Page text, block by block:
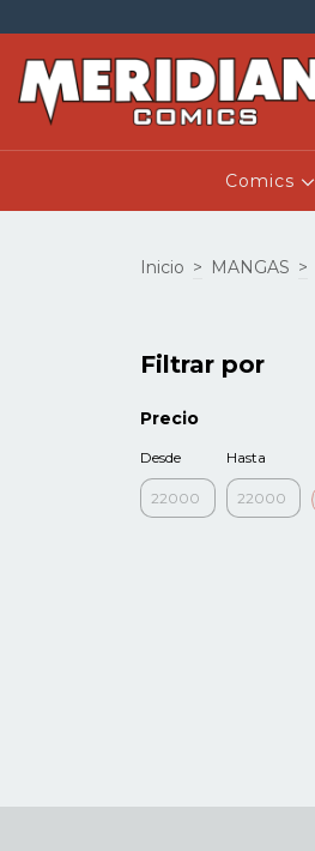
Comics
Inicio > MANGAS >
Filtrar por
Precio
Desde Hasta